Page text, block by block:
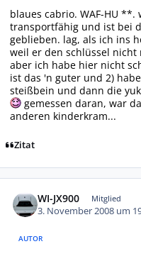
blaues cabrio. WAF-HU
transportfähig und ist bei
geblieben. lag, als ich ins
weil er den schlüssel nicht
aber ich habe hier nicht
ist das 'n guter und 2)
steißbein und dann die
gemessen daran, war
anderen kinderkram...
Zitat
WI-JX900 Mitglied
3. November 2008 um
AUTOR